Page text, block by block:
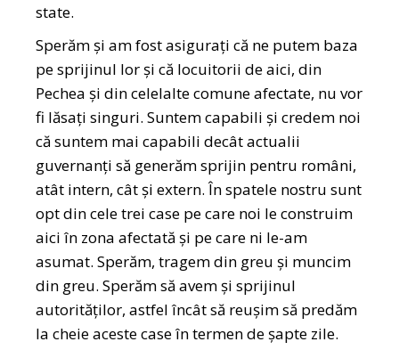
state.
Sperăm și am fost asigurați că ne putem baza
pe sprijinul lor și că locuitorii de aici, din
Pechea și din celelalte comune afectate, nu vor
fi lăsați singuri. Suntem capabili și credem noi
că suntem mai capabili decât actualii
guvernanți să generăm sprijin pentru români,
atât intern, cât și extern. În spatele nostru sunt
opt din cele trei case pe care noi le construim
aici în zona afectată și pe care ni le-am
asumat. Sperăm, tragem din greu și muncim
din greu. Sperăm să avem și sprijinul
autorităților, astfel încât să reușim să predăm
la cheie aceste case în termen de șapte zile.